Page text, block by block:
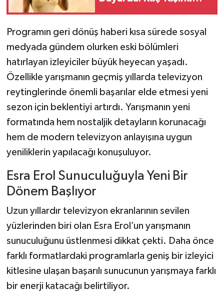
Programın geri dönüş haberi kısa sürede sosyal
medyada gündem olurken eski bölümleri
hatırlayan izleyiciler büyük heyecan yaşadı.
Özellikle yarışmanın geçmiş yıllarda televizyon
reytinglerinde önemli başarılar elde etmesi yeni
sezon için beklentiyi artırdı. Yarışmanın yeni
formatında hem nostaljik detayların korunacağı
hem de modern televizyon anlayışına uygun
yeniliklerin yapılacağı konuşuluyor.
Esra Erol Sunuculuğuyla Yeni Bir
Dönem Başlıyor
Uzun yıllardır televizyon ekranlarının sevilen
yüzlerinden biri olan Esra Erol’un yarışmanın
sunuculuğunu üstlenmesi dikkat çekti. Daha önce
farklı formatlardaki programlarla geniş bir izleyici
kitlesine ulaşan başarılı sunucunun yarışmaya farklı
bir enerji katacağı belirtiliyor.